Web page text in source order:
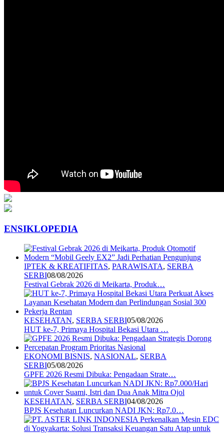
ENSIKLOPEDIA
IPTEK & KREATIFITAS, PARAWISATA, SERBA
SERBI08/08/2026
Festival Gebrak 2026 di Meikarta, Produk…
KESEHATAN, SERBA SERBI05/08/2026
HUT ke-7, Primaya Hospital Bekasi Utara …
EKONOMI BISNIS, NASIONAL, SERBA
SERBI05/08/2026
GPFE 2026 Resmi Dibuka: Pengadaan Strate…
KESEHATAN, SERBA SERBI04/08/2026
BPJS Kesehatan Luncurkan NADI JKN: Rp7.0…